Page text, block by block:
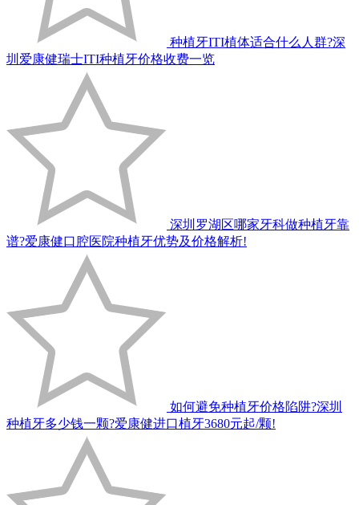
种植牙ITI植体适合什么人群?深
圳爱康健瑞士ITI种植牙价格收费一览
深圳罗湖区哪家牙科做种植牙靠
谱?爱康健口腔医院种植牙优势及价格解析!
如何避免种植牙价格陷阱?深圳
种植牙多少钱一颗?爱康健进口植牙3680元起/颗!